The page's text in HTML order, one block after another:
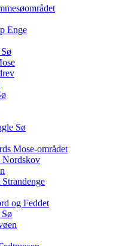
Enge
Sø
Mose-området
Nordskov
og Feddet